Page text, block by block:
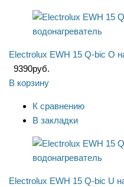
Electrolux EWH 15 Q-bic O
9390руб.
В корзину
К сравнению
В закладки
Electrolux EWH 15 Q-bic U